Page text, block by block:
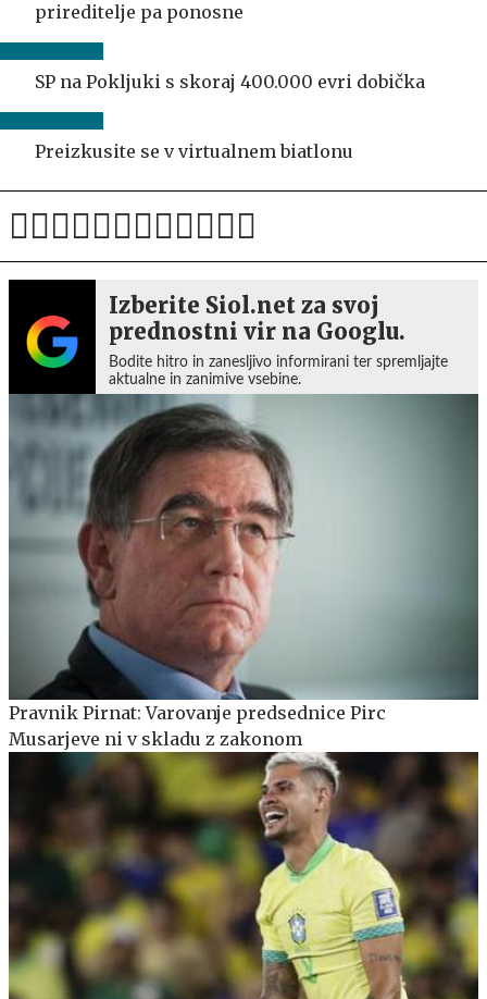
prireditelje pa ponosne
SP na Pokljuki s skoraj 400.000 evri dobička
Preizkusite se v virtualnem biatlonu
Izberite Siol.net za svoj
prednostni vir na Googlu.
Bodite hitro in zanesljivo informirani ter spremljajte
aktualne in zanimive vsebine.
Pravnik Pirnat: Varovanje predsednice Pirc
Musarjeve ni v skladu z zakonom